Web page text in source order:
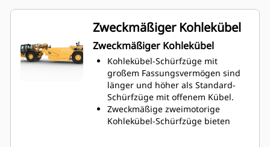
Zweckmäßiger Kohlekübel
Zweckmäßiger Kohlekübel
Kohlekübel-Schürfzüge mit
großem Fassungsvermögen sind
länger und höher als Standard-
Schürfzüge mit offenem Kübel.
Zweckmäßige zweimotorige
Kohlekübel-Schürfzüge bieten